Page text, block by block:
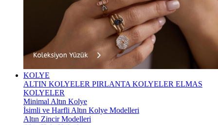
KOLYE
ALTIN KOLYELER PIRLANTA KOLYELER ELMAS
KOLYELER
Minimal Altın Kolye
İsimli ve Harfli Altın Kolye Modelleri
Altın Zincir Modelleri